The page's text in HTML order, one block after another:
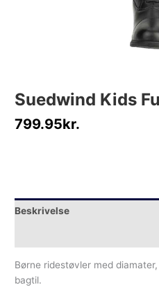
Suedwind Kids
799.95kr.
Beskrivelse
Børne ridestøvler med
bagtil.